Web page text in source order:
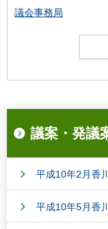
議会事務局
議案・発議
平成10年2月香
平成10年5月香